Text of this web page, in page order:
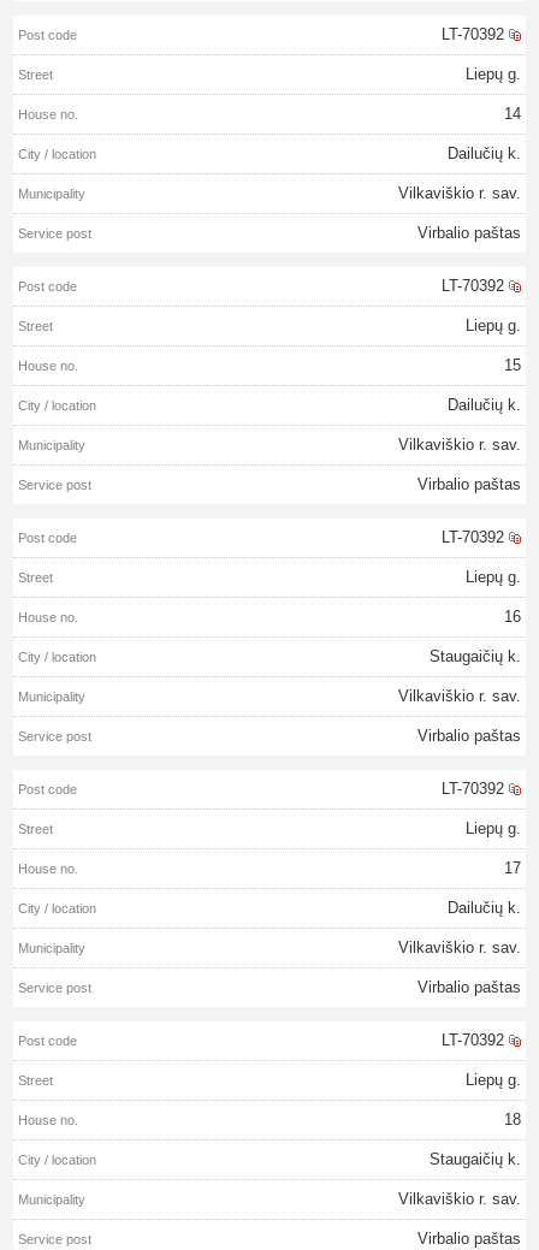
LT-70392
Liepų g.
14
Dailučių k.
Vilkaviškio r. sav.
Virbalio paštas
LT-70392
Liepų g.
15
Dailučių k.
Vilkaviškio r. sav.
Virbalio paštas
LT-70392
Liepų g.
16
Staugaičių k.
Vilkaviškio r. sav.
Virbalio paštas
LT-70392
Liepų g.
17
Dailučių k.
Vilkaviškio r. sav.
Virbalio paštas
LT-70392
Liepų g.
18
Staugaičių k.
Vilkaviškio r. sav.
Virbalio paštas